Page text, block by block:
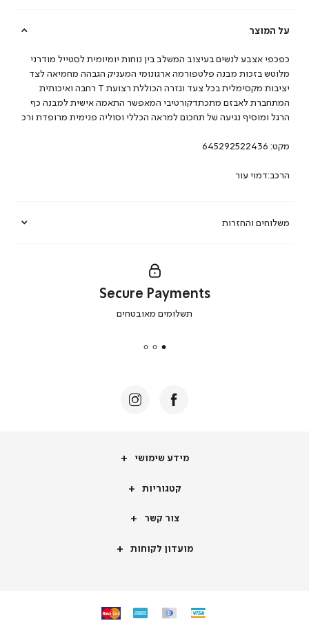
על המוצר
משלוחים והחזרות
כפכפי אצבע לנשים בעיצוב המשלב בין נוחות יומיומית לסטייל מודרני
מלוטש בזכות מבנה פלטפורמה ארגונומי המעניק הגבהה מחמיאה לצד
יציבות מקסימלית בכל צעד וגזרה הכוללת רצועת T רחבה ואיכותית
המתחברת לאבזם מתכתדקורטיבי המאפשר התאמה אישית למבנה כף
הרגל ומוסיף נגיעה של תחכום למראה הכללי וסוליה פנימית מרופדת ורכ
מקט: 645292522436
הרכב:דמוי עור
secure
Secure Payments
תשלומים מאובטחים
מידע
מידע שימושי
קטגוריותקטגוריות
צור
צור קשר
מועדון
מועדון לקוחות